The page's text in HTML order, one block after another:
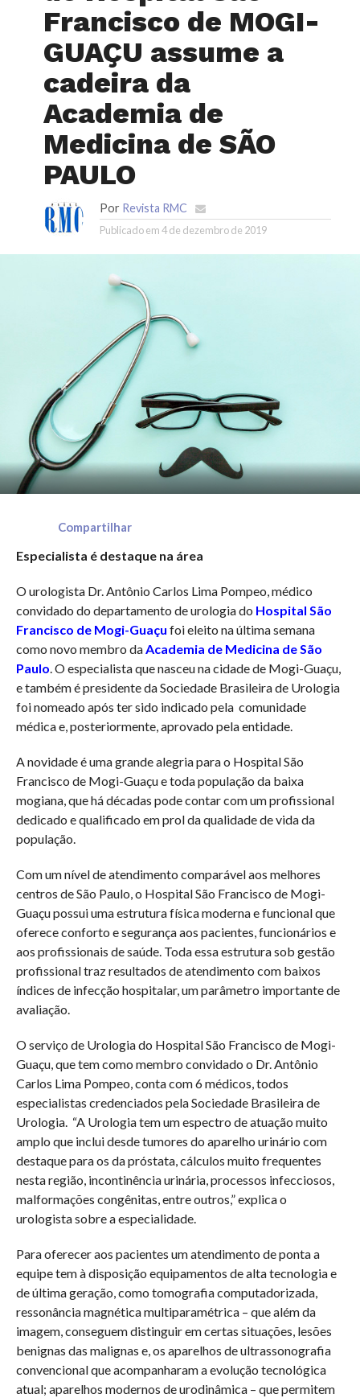
Francisco de MOGI-
GUAÇU assume a
cadeira da
Academia de
Medicina de SÃO
PAULO
Por Revista RMC
Publicado em4 de dezembro de 2019
Compartilhar
Especialista é destaque na área
O urologista Dr. Antônio Carlos Lima Pompeo, médico
convidado do departamento de urologia do Hospital São
Francisco de Mogi-Guaçu foi eleito na última semana
como novo membro daAcademia de Medicina de São
Paulo. O especialista que nasceu na cidade de Mogi-Guaçu,
e também é presidente da Sociedade Brasileira de Urologia
foi nomeado após ter sido indicado pela comunidade
médica e, posteriormente, aprovado pela entidade.
A novidade é uma grande alegria para o Hospital São
Francisco de Mogi-Guaçu e toda população da baixa
mogiana, que há décadas pode contar com um profissional
dedicado e qualificado em prol da qualidade de vida da
população.
Com um nível de atendimento comparável aos melhores
centros de São Paulo, o Hospital São Francisco de Mogi-
Guaçu possui uma estrutura física moderna e funcional que
oferece conforto e segurança aos pacientes, funcionários e
aos profissionais de saúde. Toda essa estrutura sob gestão
profissional traz resultados de atendimento com baixos
índices de infecção hospitalar, um parâmetro importante de
avaliação.
O serviço de Urologia do Hospital São Francisco de Mogi-
Guaçu, que tem como membro convidado o Dr. Antônio
Carlos Lima Pompeo, conta com 6 médicos, todos
especialistas credenciados pela Sociedade Brasileira de
Urologia. “A Urologia tem um espectro de atuação muito
amplo que inclui desde tumores do aparelho urinário com
destaque para os da próstata, cálculos muito frequentes
nesta região, incontinência urinária, processos infecciosos,
malformações congênitas, entre outros,” explica o
urologista sobre a especialidade.
Para oferecer aos pacientes um atendimento de ponta a
equipe tem à disposição equipamentos de alta tecnologia e
de última geração, como tomografia computadorizada,
ressonância magnética multiparamétrica – que além da
imagem, conseguem distinguir em certas situações, lesões
benignas das malignas e, os aparelhos de ultrassonografia
convencional que acompanharam a evolução tecnológica
atual; aparelhos modernos de urodinâmica – que permitem